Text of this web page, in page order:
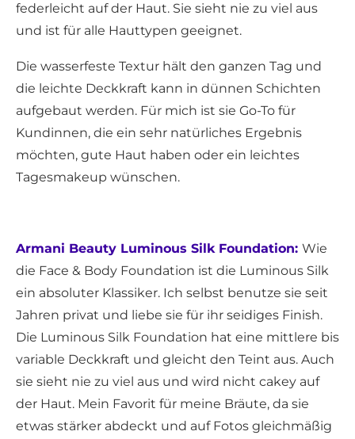
federleicht auf der Haut. Sie sieht nie zu viel aus
und ist für alle Hauttypen geeignet.
Die wasserfeste Textur hält den ganzen Tag und
die leichte Deckkraft kann in dünnen Schichten
aufgebaut werden. Für mich ist sie Go-To für
Kundinnen, die ein sehr natürliches Ergebnis
möchten, gute Haut haben oder ein leichtes
Tagesmakeup wünschen.
Armani Beauty Luminous Silk Foundation: Wie
die Face & Body Foundation ist die Luminous Silk
ein absoluter Klassiker. Ich selbst benutze sie seit
Jahren privat und liebe sie für ihr seidiges Finish.
Die Luminous Silk Foundation hat eine mittlere bis
variable Deckkraft und gleicht den Teint aus. Auch
sie sieht nie zu viel aus und wird nicht cakey auf
der Haut. Mein Favorit für meine Bräute, da sie
etwas stärker abdeckt und auf Fotos gleichmäßig